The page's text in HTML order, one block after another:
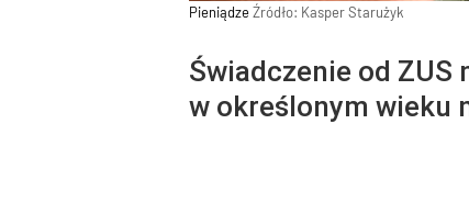
PieniądzeŹródło: Kasper Starużyk
Świadczenie od
w określonym wieku